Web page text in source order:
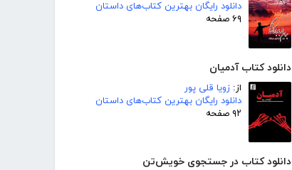
دانلود رایگان بهترین کتاب‌های داستان
۶۹ صفحه
دانلود کتاب آدمیان
از: زویا قلی پور
دانلود رایگان بهترین کتاب‌های داستان
۹۲ صفحه
دانلود کتاب در جستجوی خویش‌تن